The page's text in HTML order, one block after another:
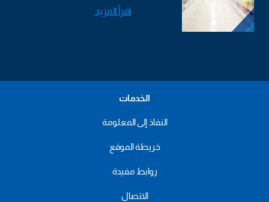
اقرأ المزيد
الخدمات
النفاذ إلى المعلومة
خريطة الموقع
روابط مفيدة
الاتصال